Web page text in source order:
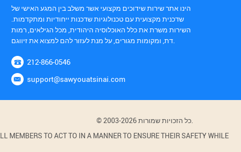
הינו אתר שירות שידוכים מקצועי אשר משלב בין המגע האישי של
שדכנית מקצועית עם טכנולוגיות שדכנות ייחודיות ומתקדמות.
השירות משרת את כלל האוכלוסיה היהודית, מכל הגילאים, רמות
212-866-0546
support@sawyouatsinai.com
MEMBERS TO ACT TO IN A MANNER TO ENSURE THEIR SAFETY WHILE